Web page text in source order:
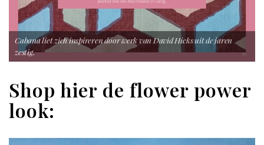
Cabana liet zich inspireren door werk van David Hicks uit de jaren
zestig.
Shop hier de flower power
look: